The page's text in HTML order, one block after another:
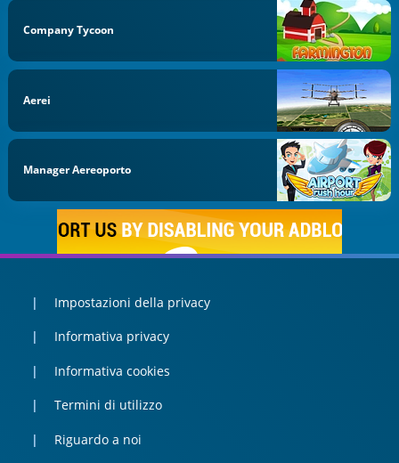
Company Tycoon
Aerei
Manager Aereoporto
Impostazioni della privacy
Informativa privacy
Informativa cookies
Termini di utilizzo
Riguardo a noi